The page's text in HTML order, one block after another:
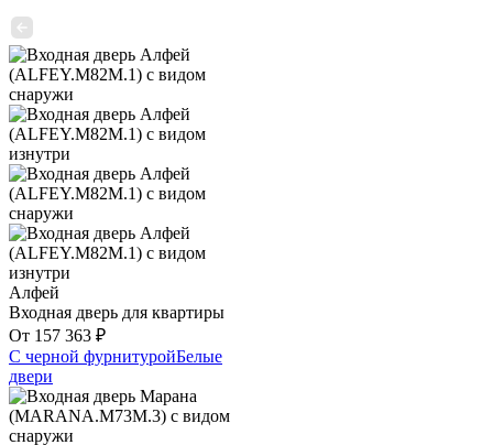
Алфей
Входная дверь для квартиры
От 157 363 ₽
С черной фурнитуройБелые
двери